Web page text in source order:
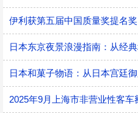
伊利获第五届中国质量奖提名奖
日本东京夜景浪漫指南：从经
日本和菓子物语：从日本宫廷
2025年9月上海市非营业性客车